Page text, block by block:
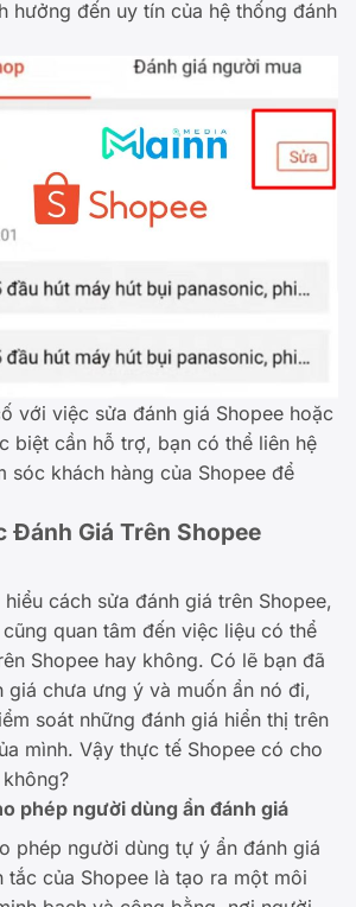
hưởng đến uy tín của hệ thống đánh
với việc sửa đánh giá Shopee hoặc
biệt cần hỗ trợ, bạn có thể liên hệ
sóc khách hàng của Shopee để
Đánh Giá Trên Shopee
cách sửa đánh giá trên Shopee,
quan tâm đến việc liệu có thể
Shopee hay không. Có lẽ bạn đã
giá chưa ưng ý và muốn ẩn nó đi,
soát những đánh giá hiển thị trên
mình. Vậy thực tế Shopee có cho
phép người dùng ẩn đánh giá
phép người dùng tự ý ẩn đánh giá
tắc của Shopee là tạo ra một môi